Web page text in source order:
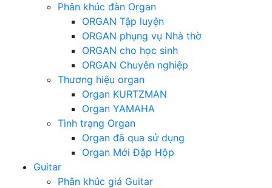
Phân khúc đàn Organ
ORGAN Tập luyện
ORGAN phụng vụ Nhà thờ
ORGAN cho học sinh
ORGAN Chuyên nghiệp
Thương hiệu organ
Organ KURTZMAN
Organ YAMAHA
Tình trạng Organ
Organ đã qua sử dụng
Organ Mới Đập Hộp
Guitar
Phân khúc giá Guitar